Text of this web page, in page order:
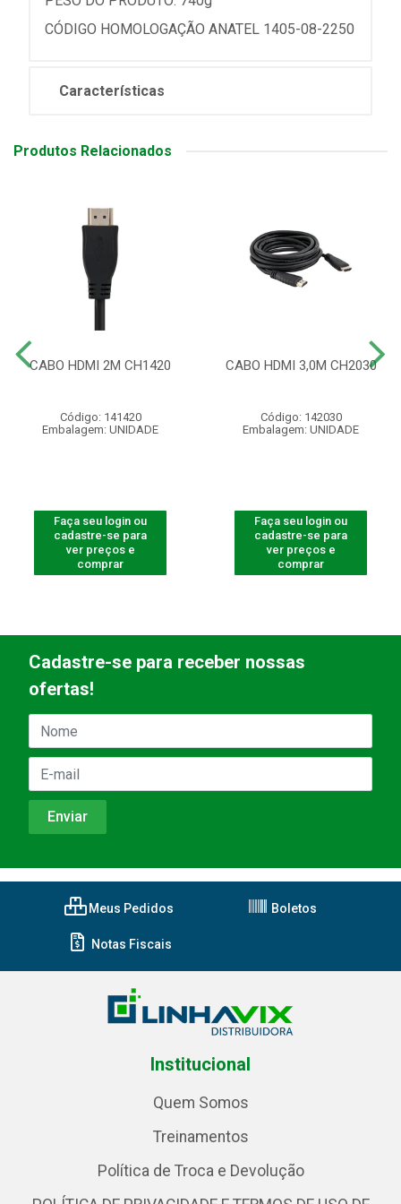
CÓDIGO HOMOLOGAÇÃO ANATEL 1405-08-2250
Características
Produtos Relacionados
CABO HDMI 2M CH1420
Código: 141420
Embalagem: UNIDADE
Faça seu login ou
cadastre-se para
ver preços e
comprar
CABO HDMI 3,0M CH2030
Código: 142030
Embalagem: UNIDADE
Faça seu login ou
cadastre-se para
ver preços e
comprar
Cadastre-se para receber nossas
ofertas!
Meus Pedidos Boletos
Notas Fiscais
Institucional
Quem Somos
Treinamentos
Política de Troca e Devolução